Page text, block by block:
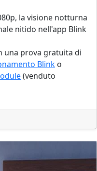
la visione notturna
nitido nell'app Blink
una prova gratuita di
Blink o
(venduto